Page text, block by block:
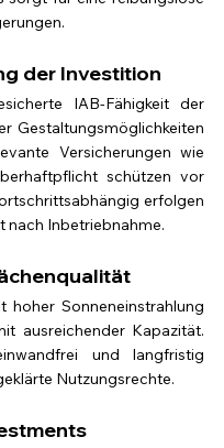
der Investition
IAB-Fähigkeit der
Gestaltungsmöglichkeiten
Versicherungen wie
schützen vor
erfolgen
nach Inbetriebnahme.
Sonneneinstrahlung
ausreichender Kapazität.
und langfristig
Nutzungsrechte.